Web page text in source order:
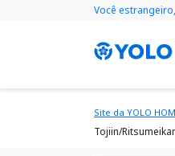
Você
Site da YOLO
Tojiin/